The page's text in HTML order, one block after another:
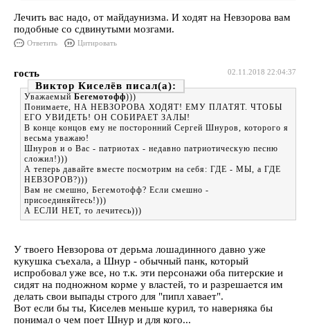
Лечить вас надо, от майдаунизма. И ходят на Невзорова вам
подобные со сдвинутыми мозгами.
Ответить Цитировать
02.11.2018 22:04:37
гость
Виктор Киселёв
Уважаемый Бегемотофф)))
Понимаете, НА НЕВЗОРОВА ХОДЯТ! ЕМУ ПЛАТЯТ. ЧТОБЫ
ЕГО УВИДЕТЬ! ОН СОБИРАЕТ ЗАЛЫ!
В конце концов ему не посторонний Сергей Шнуров, которого я
весьма уважаю!
Шнуров и о Вас - патриотах - недавно патриотическую песню
сложил!)))
А теперь давайте вместе посмотрим на себя: ГДЕ - МЫ, а ГДЕ
НЕВЗОРОВ?)))
Вам не смешно, Бегемотофф? Если смешно -
присоединяйтесь!)))
А ЕСЛИ НЕТ, то лечитесь)))
У твоего Невзорова от дерьма лошадинного давно уже
кукушка съехала, а Шнур - обычный панк, который
испробовал уже все, но т.к. эти персонажи оба питерские и
сидят на подножном корме у властей, то и разрешается им
делать свои выпады строго для "пипл хавает".
Вот если бы ты, Киселев меньше курил, то наверняка бы
понимал о чем поет Шнур и для кого...